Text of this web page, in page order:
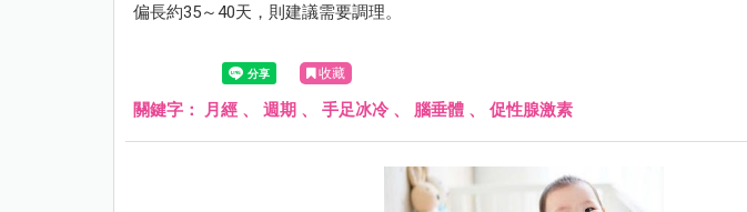
偏長約35～40天，則建議需要調理。
收藏
關鍵字： 月經 、 週期 、 手足冰冷 、 腦垂體 、 促性腺激素